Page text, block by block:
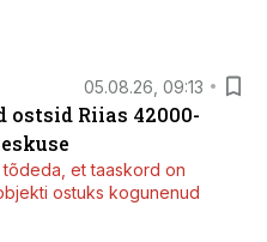
05.08.26, 09:13
Riias 42000-
tõdeda, et taaskord on
ostuks kogunenud